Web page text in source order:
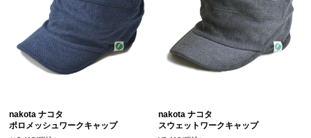
nakota ナコタ
ポロメッシュワークキャップ
nakota ナコタ
スウェットワークキャップ